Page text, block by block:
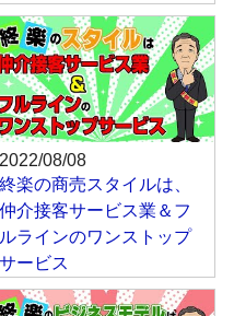
2022/08/08
終楽の商売スタイルは、
仲介接客サービス業＆フ
ルラインのワンストップ
サービス